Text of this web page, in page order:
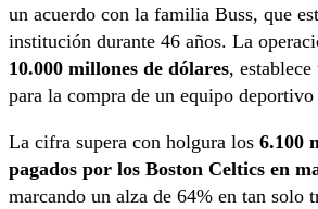
un acuerdo con la familia Buss, que
institución durante 46 años. La
10.000 millones de dólares,
para la compra de un equipo
La cifra supera con holgura los 6.100
pagados por los Boston Celtics en
marcando un alza de 64% en tan solo